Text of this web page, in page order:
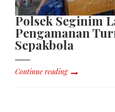
Polsek Seginim
Pengamanan
Sepakbola
Continue reading